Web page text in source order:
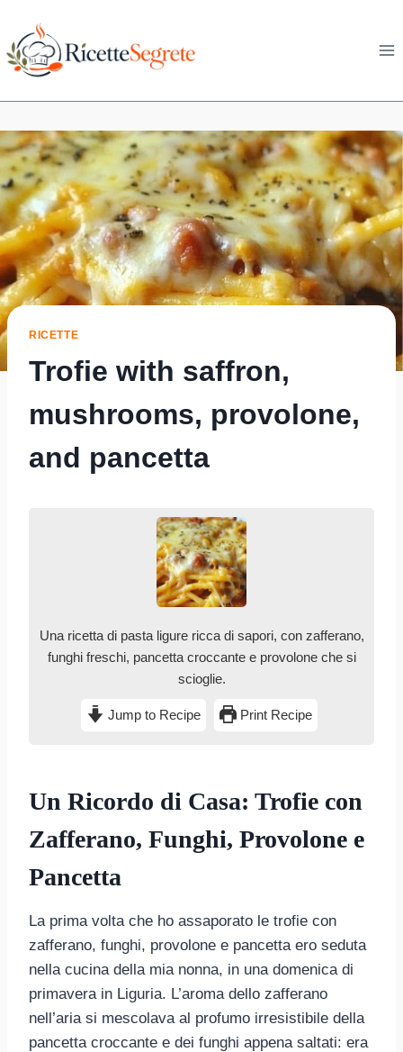
content
RICETTE
Trofie with saffron,
mushrooms, provolone,
and pancetta
Una ricetta di pasta ligure ricca di sapori, con zafferano,
funghi freschi, pancetta croccante e provolone che si
scioglie.
Jump to Recipe Print Recipe
Un Ricordo di Casa: Trofie con
Zafferano, Funghi, Provolone e
Pancetta
La prima volta che ho assaporato le trofie con
zafferano, funghi, provolone e pancetta ero seduta
nella cucina della mia nonna, in una domenica di
primavera in Liguria. L’aroma dello zafferano
nell’aria si mescolava al profumo irresistibile della
pancetta croccante e dei funghi appena saltati: era